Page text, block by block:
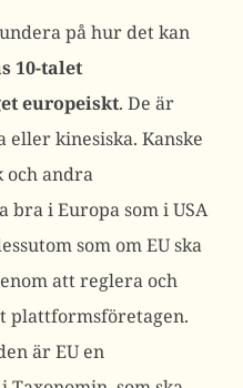
på hur det kan
10-talet
europeiskt. De är
kinesiska. Kanske
och andra
i Europa som i USA
som om EU ska
att reglera och
plattformsföretagen.
är EU en